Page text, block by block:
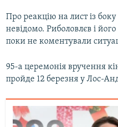
Про реакцію на лист із боку
невідомо. Риболовлєв і
поки не коментували
95-а церемонія вручення
пройде 12 березня у Лос-